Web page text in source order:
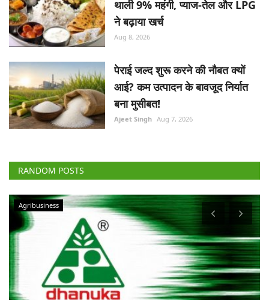
थाली 9% महंगी, प्याज-तेल और LPG
ने बढ़ाया खर्च
Aug 8, 2026
पेराई जल्द शुरू करने की नौबत क्यों
आई? कम उत्पादन के बावजूद निर्यात
बना मुसीबत!
Ajeet Singh Aug 7, 2026
RANDOM POSTS
Agribusiness